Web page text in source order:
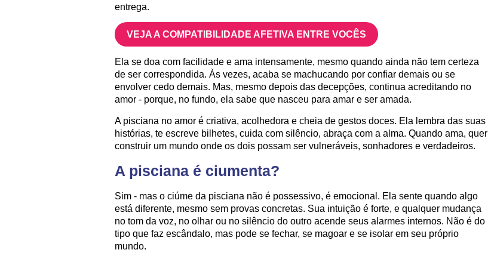
entrega.
VEJA A COMPATIBILIDADE AFETIVA ENTRE VOCÊS
Ela se doa com facilidade e ama intensamente, mesmo quando ainda não tem certeza
de ser correspondida. Às vezes, acaba se machucando por confiar demais ou se
envolver cedo demais. Mas, mesmo depois das decepções, continua acreditando no
amor - porque, no fundo, ela sabe que nasceu para amar e ser amada.
A pisciana no amor é criativa, acolhedora e cheia de gestos doces. Ela lembra das suas
histórias, te escreve bilhetes, cuida com silêncio, abraça com a alma. Quando ama, quer
construir um mundo onde os dois possam ser vulneráveis, sonhadores e verdadeiros.
A pisciana é ciumenta?
Sim - mas o ciúme da pisciana não é possessivo, é emocional. Ela sente quando algo
está diferente, mesmo sem provas concretas. Sua intuição é forte, e qualquer mudança
no tom da voz, no olhar ou no silêncio do outro acende seus alarmes internos. Não é do
tipo que faz escândalo, mas pode se fechar, se magoar e se isolar em seu próprio
mundo.